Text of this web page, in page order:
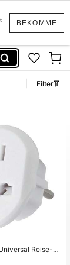
BEKOMME
Filter
Reise-Ad
Hochleistungs-K